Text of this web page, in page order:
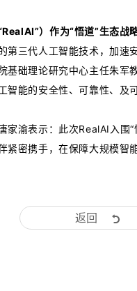
）作为“悟道”生态战
第三代人工智能技术，加
基础理论研究中心主任朱
能的安全性、可靠性、及可
渝表示：此次RealAI入围
紧密携手，在保障大规模
返回